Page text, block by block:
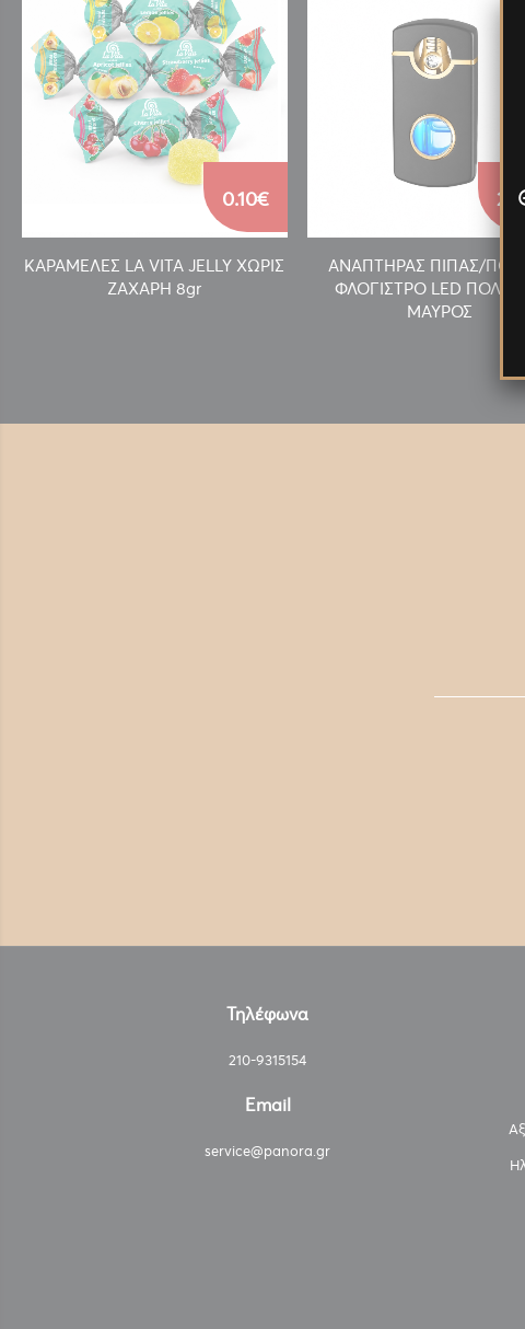
ΚΑΡΑΜΕΛΕΣ LA VITA JELLY ΧΩΡΙΣ
ΖΑΧΑΡΗ 8gr
0.10€
ΑΝΑΠΤΗΡΑΣ ΠΙΠΑΣ/
ΦΛΟΓΙΣΤΡΟ LED
ΜΑΥΡΟΣ
Τηλέφωνα
210-9315154
Email
service@panora.gr